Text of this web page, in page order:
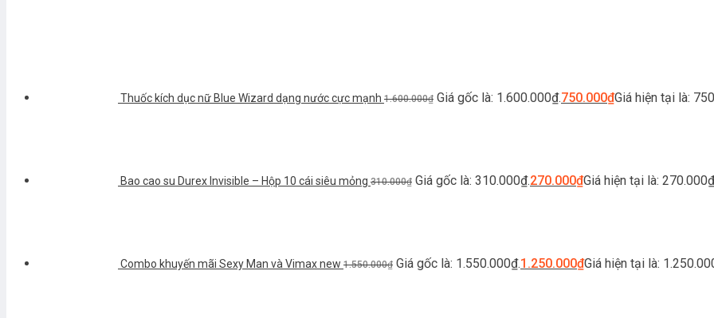
Thuốc kích dục nữ Blue Wizard dạng nước cực mạnh 1.600.000₫ Giá gốc là: 1.600.000₫.750.000₫Giá hiện tại là:
Bao cao su Durex Invisible – Hộp 10 cái siêu mỏng 310.000₫ Giá gốc là: 310.000₫.270.000₫Giá hiện tại là:
Combo khuyến mãi Sexy Man và Vimax new 1.550.000₫ Giá gốc là: 1.550.000₫.1.250.000₫Giá hiện tại là: